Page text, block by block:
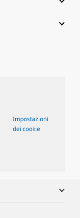
Impostazioni
dei cookie